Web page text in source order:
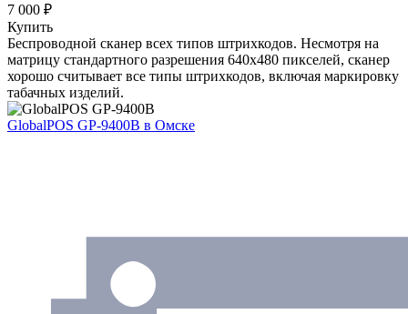
7 000 ₽
Купить
Беспроводной сканер всех типов штрихкодов. Несмотря на
матрицу стандартного разрешения 640х480 пикселей, сканер
хорошо считывает все типы штрихкодов, включая маркировку
табачных изделий.
GlobalPOS GP-9400B в Омске